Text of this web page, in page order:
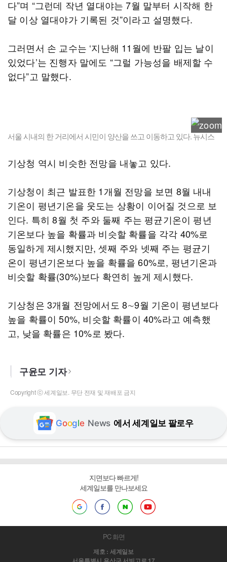
다”며 “그런데 작년 열대야는 7월 말부터 시작해 한
달 이상 열대야가 기록된 것”이라고 설명했다.
그러면서 손 교수는 ‘지난해 11월에 반팔 입는 날이
있었다’는 진행자 말에도 “그럴 가능성을 배제할 수
없다”고 말했다.
서울 시내의 한 거리에서 시민이 양산을 쓰고 이동하고 있다. 뉴시스
기상청 역시 비슷한 전망을 내놓고 있다.
기상청이 최근 발표한 1개월 전망을 보면 8월 내내
기온이 평년기온을 웃도는 상황이 이어질 것으로 보
인다. 특히 8월 첫 주와 둘째 주는 평균기온이 평년
기온보다 높을 확률과 비슷할 확률을 각각 40%로
동일하게 제시했지만, 셋째 주와 넷째 주는 평균기
온이 평년기온보다 높을 확률을 60%로, 평년기온과
비슷할 확률(30%)보다 확연히 높게 제시했다.
기상청은 3개월 전망에서도 8∼9월 기온이 평년보다
높을 확률이 50%, 비슷할 확률이 40%라고 예측했
고, 낮을 확률은 10%로 봤다.
구윤모 기자
Copyright ⓒ 세계일보. 무단 전재 및 재배포 금지
Google News 에서 세계일보 팔로우
지면보다 빠르게!
세계일보를 만나보세요
PC 화면
제호 : 세계일보